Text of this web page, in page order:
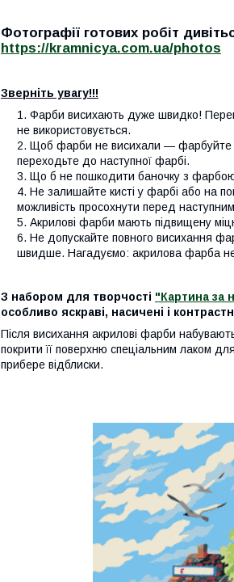
Фотографії готових робіт
https://kramnicya.com.ua/photos
Зверніть увагу!!!
Фарби висихають дуже швидко!
не використовується.
Щоб фарби не висихали — фарбуйте
переходьте до наступної фарбі.
Що б не пошкодити баночку з фарбою,
Не залишайте кисті у фарбі або на
можливість просохнути перед
Акрилові фарби мають підвищену
Не допускайте повного висихання
швидше. Нагадуємо: акрилова фарба
З набором для творчості "Картина за
особливо яскраві, насичені і
Після висихання акрилові фарби
покрити її поверхню спеціальним лаком
прибере відблиски.